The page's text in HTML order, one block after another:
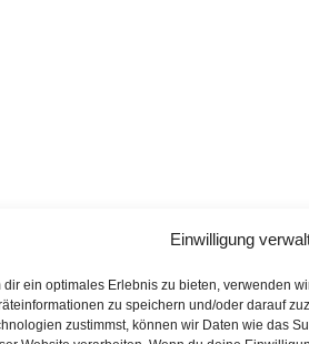
Einwilligung
dir ein optimales Erlebnis zu bieten, verwenden
zu speichern und/oder darauf
zustimmst, können wir Daten wie das